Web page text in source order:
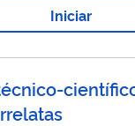
Iniciar